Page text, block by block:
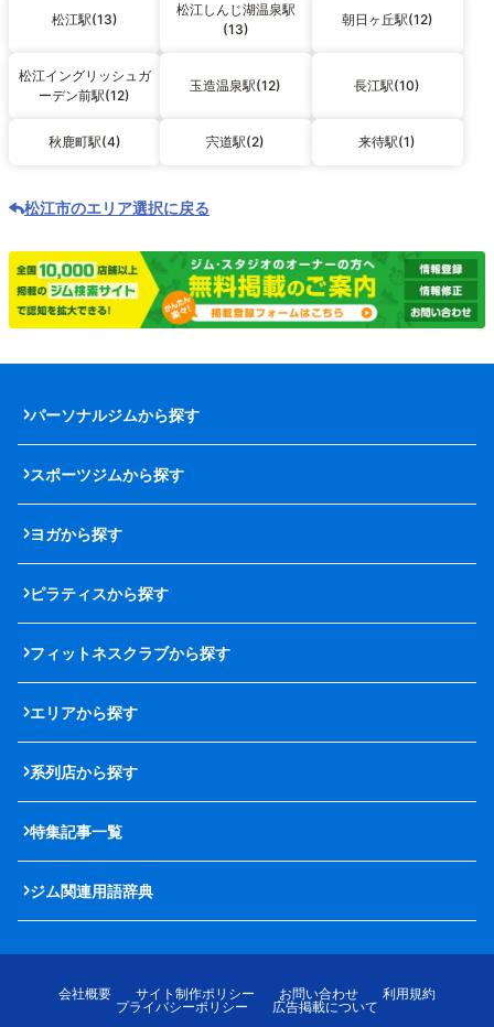
松江駅(13)
松江しんじ湖温泉駅
(13)
朝日ヶ丘駅(12)
松江イングリッシュガ
ーデン前駅(12)
玉造温泉駅(12) 長江駅(10)
秋鹿町駅(4) 宍道駅(2) 来待駅(1)
松江市のエリア選択に戻る
パーソナルジムから探す
スポーツジムから探す
ヨガから探す
ピラティスから探す
フィットネスクラブから探す
エリアから探す
系列店から探す
特集記事一覧
ジム関連用語辞典
会社概要 サイト制作ポリシー お問い合わせ
利用規約
プライバシーポリシー
広告掲載について